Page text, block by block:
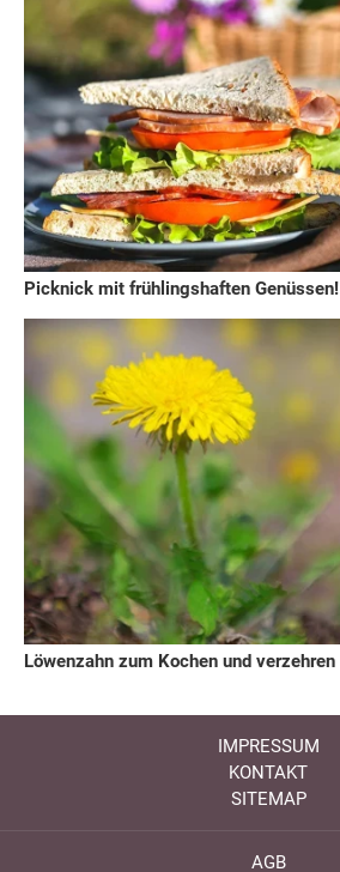
Picknick mit frühlingshaften Genüssen!
Löwenzahn zum Kochen und verzehren
IMPRESSUM
KONTAKT
SITEMAP
AGB